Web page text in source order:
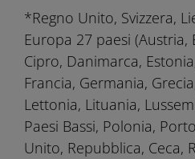
*Regno Unito, Svizzera,
Europa 27 paesi (Austria,
Cipro, Danimarca,
Francia, Germania,
Lettonia, Lituania,
Paesi Bassi, Polonia,
Unito, Repubblica, Ceca,